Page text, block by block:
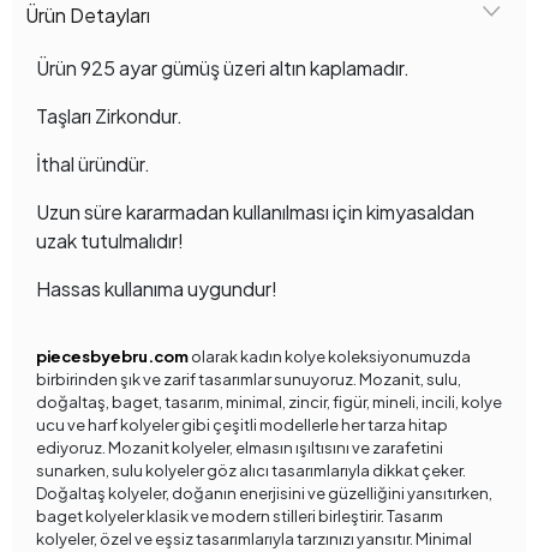
Ürün Detayları
Ürün 925 ayar gümüş üzeri altın kaplamadır.
Taşları Zirkondur.
İthal üründür.
Uzun süre kararmadan kullanılması için kimyasaldan
uzak tutulmalıdır!
Hassas kullanıma uygundur!
piecesbyebru.comolarak kadın kolye koleksiyonumuzda
birbirinden şık ve zarif tasarımlar sunuyoruz. Mozanit, sulu,
doğaltaş, baget, tasarım, minimal, zincir, figür, mineli, incili, kolye
ucu ve harf kolyeler gibi çeşitli modellerle her tarza hitap
ediyoruz. Mozanit kolyeler, elmasın ışıltısını ve zarafetini
sunarken, sulu kolyeler göz alıcı tasarımlarıyla dikkat çeker.
Doğaltaş kolyeler, doğanın enerjisini ve güzelliğini yansıtırken,
baget kolyeler klasik ve modern stilleri birleştirir. Tasarım
kolyeler, özel ve eşsiz tasarımlarıyla tarzınızı yansıtır. Minimal